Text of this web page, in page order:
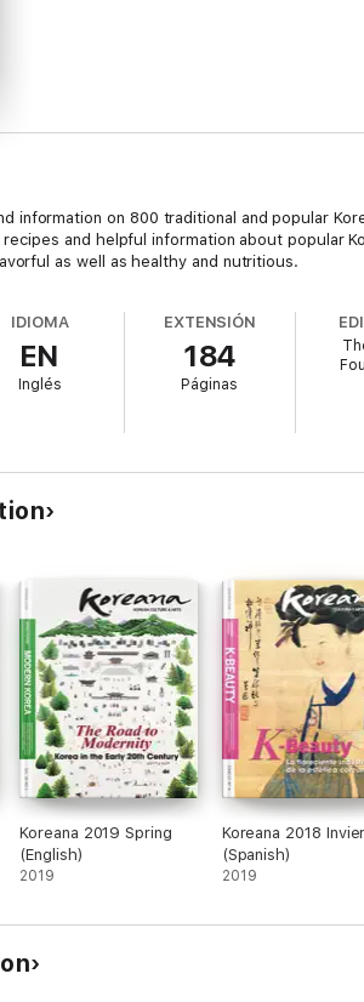
information on 800 traditional and popular
and helpful information about popular
as well as healthy and nutritious.
IDIOMA
EN
Inglés
EXTENSIÓN
184
Páginas
Koreana 2019 Spring
(English)
2019
Koreana 2018
(Spanish)
2019